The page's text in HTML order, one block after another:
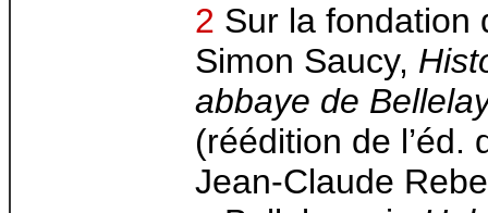
2 Sur la fondation
Simon Saucy,
abbaye de
(réédition de l’éd.
Jean-Claude